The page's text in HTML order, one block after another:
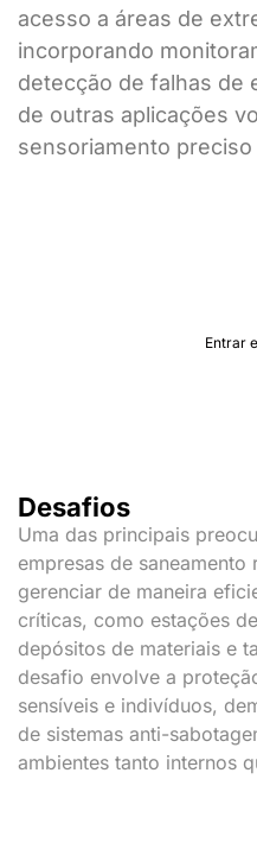
acesso a áreas de
incorporando
detecção de falhas de
de outras aplicações
sensoriamento
Entrar
Desafios
Uma das principais
empresas de
gerenciar de maneira
críticas, como estações
depósitos de materiais e
desafio envolve a
sensíveis e indivíduos,
de sistemas anti-
ambientes tanto internos